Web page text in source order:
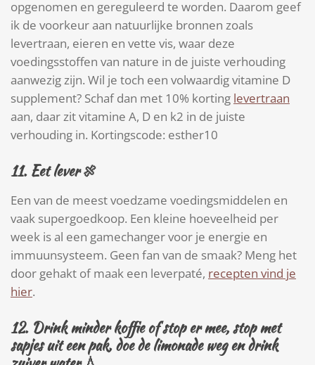
opgenomen en gereguleerd te worden. Daarom geef
ik de voorkeur aan natuurlijke bronnen zoals
levertraan, eieren en vette vis, waar deze
voedingsstoffen van nature in de juiste verhouding
aanwezig zijn. Wil je toch een volwaardig vitamine D
supplement? Schaf dan met 10% korting levertraan
aan, daar zit vitamine A, D en k2 in de juiste
verhouding in. Kortingscode: esther10
11. Eet lever🍖
Een van de meest voedzame voedingsmiddelen en
vaak supergoedkoop. Een kleine hoeveelheid per
week is al een gamechanger voor je energie en
immuunsysteem. Geen fan van de smaak? Meng het
door gehakt of maak een leverpaté, recepten vind je
hier.
12. Drink minder koffie of stop er mee, stop met
sapjes uit een pak, doe de limonade weg en drink